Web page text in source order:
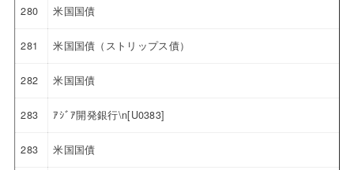
280 米国国債
281 米国国債（ストリップス債）
282 米国国債
283 ｱｼﾞｱ開発銀行\n[U0383]
283 米国国債